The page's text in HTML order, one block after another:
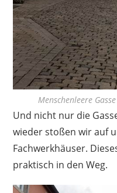
Menschenleere
Und nicht nur die
wieder stoßen wir auf
Fachwerkhäuser.
praktisch in den Weg.